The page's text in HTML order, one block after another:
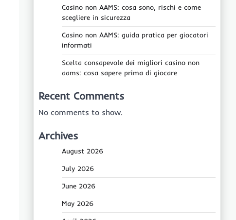
Casino non AAMS: cosa sono, rischi e come
scegliere in sicurezza
Casino non AAMS: guida pratica per giocatori
informati
Scelta consapevole dei migliori casino non
aams: cosa sapere prima di giocare
Recent Comments
No comments to show.
Archives
August 2026
July 2026
June 2026
May 2026